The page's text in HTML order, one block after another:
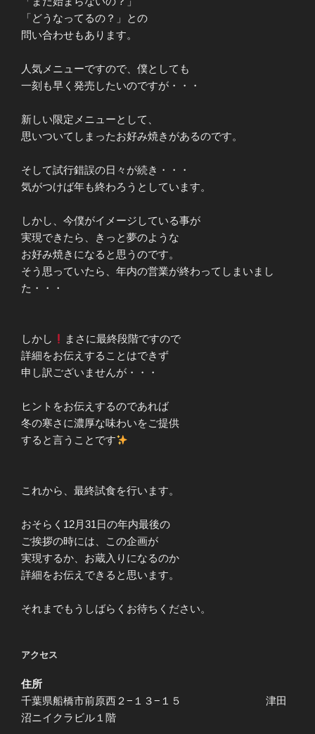
「どうなってるの？」との
問い合わせもあります。
人気メニューですので、僕としても
一刻も早く発売したいのですが・・・
新しい限定メニューとして、
思いついてしまったお好み焼きがあるのです。
そして試行錯誤の日々が続き・・・
気がつけば年も終わろうとしています。
しかし、今僕がイメージしている事が
実現できたら、きっと夢のような
お好み焼きになると思うのです。
そう思っていたら、年内の営業が終わってしまいまし
た・・・
しかし
まさに最終段階ですので
詳細をお伝えすることはできず
申し訳ございませんが・・・
ヒントをお伝えするのであれば
冬の寒さに濃厚な味わいをご提供
すると言うことです
これから、最終試食を行います。
おそらく12月31日の年内最後の
ご挨拶の時には、この企画が
実現するか、お蔵入りになるのか
詳細をお伝えできると思います。
それまでもうしばらくお待ちください。
アクセス
住所
千葉県船橋市前原西２−１３−１５ 津田
沼ニイクラビル１階